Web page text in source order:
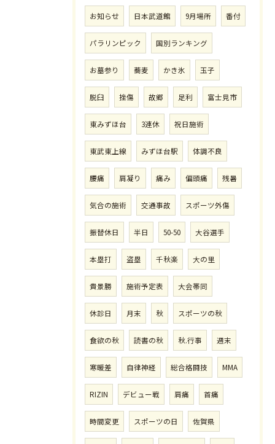
お知らせ 日本武道館 9月場所 番付
パラリンピック 国別ランキング
お墓参り 蕎麦 かき氷 玉子
脱臼 挫傷 故郷 足利 富士見市
東みずほ台 3連休 祝日施術
東武東上線 みずほ台駅 体調不良
腰痛 肩凝り 痛み 偏頭痛 残暑
気合の施術 交通事故 スポーツ外傷
振替休日 半日 50-50 大谷選手
本塁打 盗塁 千秋楽 大の里
貴景勝 施術予定表 大会帯同
休診日 月末 秋 スポーツの秋
食欲の秋 読書の秋 秋.行事 週末
寒暖差 自律神経 総合格闘技 MMA
RIZIN デビュー戦 肩痛 首痛
時間変更 スポーツの日 佐賀県